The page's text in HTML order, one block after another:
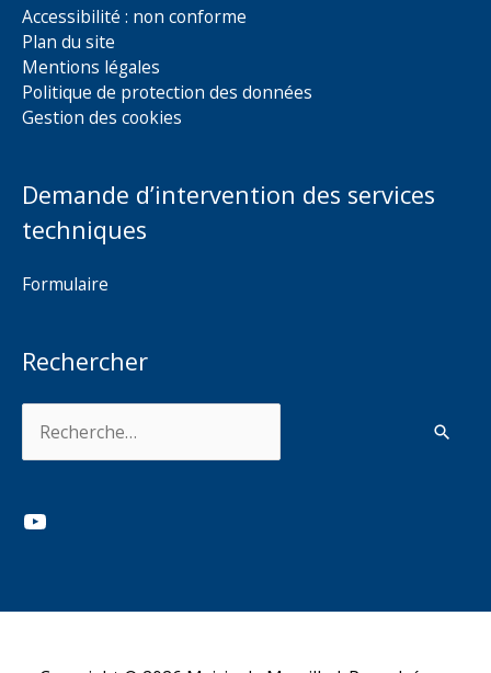
Accessibilité : non conforme
Plan du site
Mentions légales
Politique de protection des données
Gestion des cookies
Demande d’intervention des services
techniques
Formulaire
Rechercher
YouTube